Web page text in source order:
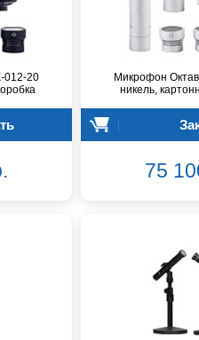
012-20
Микрофон
никель,
75